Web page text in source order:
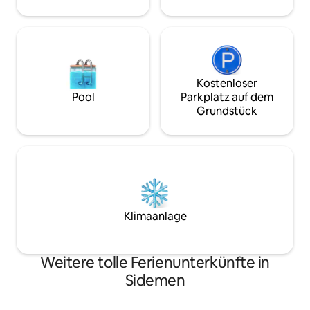
privaten Dschungelrefugium.
Pool
Kostenloser
Parkplatz auf dem
Grundstück
Klimaanlage
Weitere tolle Ferienunterkünfte in
Sidemen